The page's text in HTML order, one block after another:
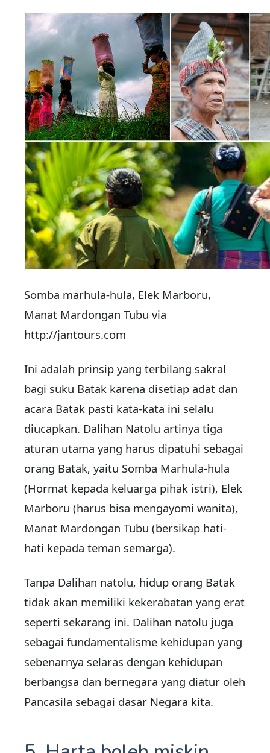
Somba marhula-hula, Elek Marboru,
Manat Mardongan Tubu via
http://jantours.com
Ini adalah prinsip yang terbilang sakral
bagi suku Batak karena disetiap adat dan
acara Batak pasti kata-kata ini selalu
diucapkan. Dalihan Natolu artinya tiga
aturan utama yang harus dipatuhi sebagai
orang Batak, yaitu Somba Marhula-hula
(Hormat kepada keluarga pihak istri), Elek
Marboru (harus bisa mengayomi wanita),
Manat Mardongan Tubu (bersikap hati-
hati kepada teman semarga).
Tanpa Dalihan natolu, hidup orang Batak
tidak akan memiliki kekerabatan yang erat
seperti sekarang ini. Dalihan natolu juga
sebagai fundamentalisme kehidupan yang
sebenarnya selaras dengan kehidupan
berbangsa dan bernegara yang diatur oleh
Pancasila sebagai dasar Negara kita.